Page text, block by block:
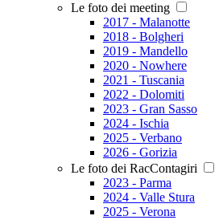
Le foto dei meeting
2017 - Malanotte
2018 - Bolgheri
2019 - Mandello
2020 - Nowhere
2021 - Tuscania
2022 - Dolomiti
2023 - Gran Sasso
2024 - Ischia
2025 - Verbano
2026 - Gorizia
Le foto dei RacContagiri
2023 - Parma
2024 - Valle Stura
2025 - Verona